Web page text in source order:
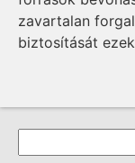
zavartalan
biztosítását
Keresés űrlap